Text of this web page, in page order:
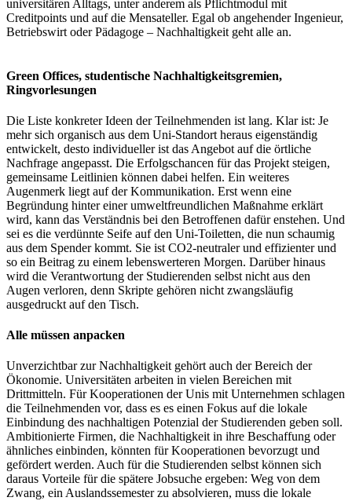
universitären Alltags, unter anderem als Pflichtmodul mit
Creditpoints und auf die Mensateller. Egal ob angehender Ingenieur,
Betriebswirt oder Pädagoge – Nachhaltigkeit geht alle an.
Green Offices, studentische Nachhaltigkeitsgremien,
Ringvorlesungen
Die Liste konkreter Ideen der Teilnehmenden ist lang. Klar ist: Je
mehr sich organisch aus dem Uni-Standort heraus eigenständig
entwickelt, desto individueller ist das Angebot auf die örtliche
Nachfrage angepasst. Die Erfolgschancen für das Projekt steigen,
gemeinsame Leitlinien können dabei helfen. Ein weiteres
Augenmerk liegt auf der Kommunikation. Erst wenn eine
Begründung hinter einer umweltfreundlichen Maßnahme erklärt
wird, kann das Verständnis bei den Betroffenen dafür enstehen. Und
sei es die verdünnte Seife auf den Uni-Toiletten, die nun schaumig
aus dem Spender kommt. Sie ist CO2-neutraler und effizienter und
so ein Beitrag zu einem lebenswerteren Morgen. Darüber hinaus
wird die Verantwortung der Studierenden selbst nicht aus den
Augen verloren, denn Skripte gehören nicht zwangsläufig
ausgedruckt auf den Tisch.
Alle müssen anpacken
Unverzichtbar zur Nachhaltigkeit gehört auch der Bereich der
Ökonomie. Universitäten arbeiten in vielen Bereichen mit
Drittmitteln. Für Kooperationen der Unis mit Unternehmen schlagen
die Teilnehmenden vor, dass es es einen Fokus auf die lokale
Einbindung des nachhaltigen Potenzial der Studierenden geben soll.
Ambitionierte Firmen, die Nachhaltigkeit in ihre Beschaffung oder
ähnliches einbinden, könnten für Kooperationen bevorzugt und
gefördert werden. Auch für die Studierenden selbst können sich
daraus Vorteile für die spätere Jobsuche ergeben: Weg von dem
Zwang, ein Auslandssemester zu absolvieren, muss die lokale